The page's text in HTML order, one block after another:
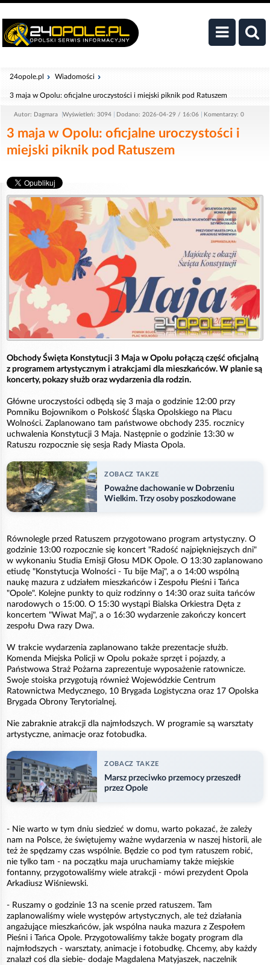
24opole.pl Wiadomości
3 maja w Opolu: oficjalne uroczystości i miejski piknik pod Ratuszem
Autor: Dagmara Wyświetleń: 3094 Dodano: 2026-04-29 / 16:06 Komentarzy: 0
3 maja w Opolu: oficjalne uroczystości i
miejski piknik pod Ratuszem
Obchody Święta Konstytucji 3 Maja w Opolu połączą część oficjalną
z programem artystycznym i atrakcjami dla mieszkańców. W planie są
koncerty, pokazy służb oraz wydarzenia dla rodzin.
Główne uroczystości odbędą się 3 maja o godzinie 12:00 przy
Pomniku Bojownikom o Polskość Śląska Opolskiego na Placu
Wolności. Zaplanowano tam państwowe obchody 235. rocznicy
uchwalenia Konstytucji 3 Maja. Następnie o godzinie 13:30 w
Ratuszu rozpocznie się sesja Rady Miasta Opola.
ZOBACZ TAKZE
Poważne dachowanie w Dobrzeniu
Wielkim. Trzy osoby poszkodowane
Równolegle przed Ratuszem przygotowano program artystyczny. O
godzinie 13:00 rozpocznie się koncert "Radość najpiękniejszych dni"
w wykonaniu Studia Emisji Głosu MDK Opole. O 13:30 zaplanowano
etiudę "Konstytucja Wolności - Tu bije Maj", a o 14:00 wspólną
naukę mazura z udziałem mieszkańców i Zespołu Pieśni i Tańca
"Opole". Kolejne punkty to quiz rodzinny o 14:30 oraz suita tańców
narodowych o 15:00. O 15:30 wystąpi Bialska Orkiestra Dęta z
koncertem "Wiwat Maj", a o 16:30 wydarzenie zakończy koncert
zespołu Dwa razy Dwa.
W trakcie wydarzenia zaplanowano także prezentacje służb.
Komenda Miejska Policji w Opolu pokaże sprzęt i pojazdy, a
Państwowa Straż Pożarna zaprezentuje wyposażenie ratownicze.
Swoje stoiska przygotują również Wojewódzkie Centrum
Ratownictwa Medycznego, 10 Brygada Logistyczna oraz 17 Opolska
Brygada Obrony Terytorialnej.
Nie zabraknie atrakcji dla najmłodszych. W programie są warsztaty
artystyczne, animacje oraz fotobudka.
ZOBACZ TAKZE
Marsz przeciwko przemocy przeszedł
przez Opole
- Nie warto w tym dniu siedzieć w domu, warto pokazać, że zależy
nam na Polsce, że świętujemy ważne wydarzenia w naszej historii, ale
też że spędzamy czas wspólnie. Będzie co pod tym ratuszem robić,
nie tylko tam - na początku maja uruchamiamy także miejskie
fontanny, przygotowaliśmy wiele atrakcji - mówi prezydent Opola
Arkadiusz Wiśniewski.
- Ruszamy o godzinie 13 na scenie przed ratuszem. Tam
zaplanowaliśmy wiele występów artystycznych, ale też działania
angażujące mieszkańców, jak wspólna nauka mazura z Zespołem
Pieśni i Tańca Opole. Przygotowaliśmy także bogaty program dla
najmłodszych - warsztaty, animacje i fotobudkę. Chcemy, aby każdy
znalazł coś dla siebie- dodaje Magdalena Matyjaszek, naczelnik